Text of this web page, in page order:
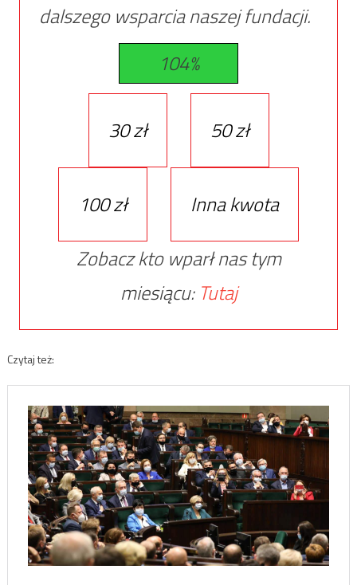
dalszego wsparcia naszej fundacji.
104%
30 zł 50 zł
100 zł
Inna kwota
Zobacz kto wparł nas tym
miesiącu: Tutaj
Czytaj też: